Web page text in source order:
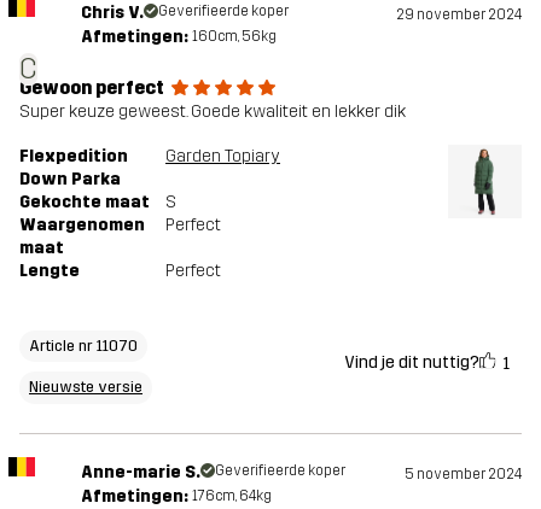
C
Chris V. Geverifieerde koper 29 november 2024
Afmetingen: 160cm, 56kg
Gewoon perfect
Super keuze geweest. Goede kwaliteit en lekker dik
Flexpedition
Down Parka
Garden Topiary
Gekochte maat
S
Waargenomen
maat
Perfect
Lengte Perfect
Article nr 11070
Nieuwste versie
Vind je dit nuttig? 1
Anne-marie S. Geverifieerde koper 5 november 2024
Afmetingen: 176cm, 64kg